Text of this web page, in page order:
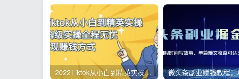
2022Tiktok从小白到精英实操，0-1保姆级实操全程无忧，多种变现赚钱方式